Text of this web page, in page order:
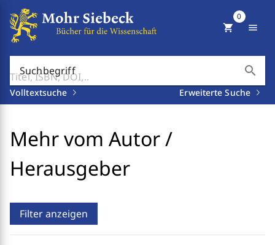
Suchbegriff search
Volltextsuche Erweiterte Suche
shopping_cart
0
menu
Mehr vom Autor /
Herausgeber
Filter anzeigen